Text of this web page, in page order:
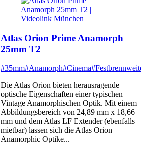
Atlas Orion Prime Anamorph
25mm T2
#35mm#Anamorph#Cinema
Die Atlas Orion bieten herausragende
optische Eigenschaften einer typischen
Vintage Anamorphischen Optik. Mit einem
Abbildungsbereich von 24,89 mm x 18,66
mm und dem Atlas LF Extender (ebenfalls
mietbar) lassen sich die Atlas Orion
Anamorphic Optike...